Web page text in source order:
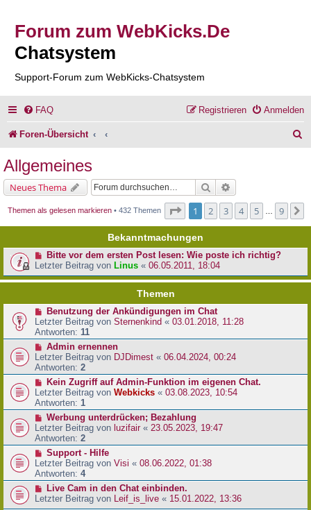
Forum zum WebKicks.De
Chatsystem
Support-Forum zum WebKicks-Chatsystem
FAQ Anmelden
Registrieren
Foren-Übersicht
Allgemeines
Neues Thema Suche
Themen als gelesen markieren• 432 Themen Seite von
1 2 3 4 5 9
Bekanntmachungen
Bitte vor dem ersten Post lesen: Wie poste ich richtig?
Letzter Beitrag von Linus « 06.05.2011, 18:04
Themen
Benutzung der Ankündigungen im Chat
Letzter Beitrag von Sternenkind « 03.01.2018, 11:28
Antworten: 11
Admin ernennen
Letzter Beitrag von DJDimest « 06.04.2024, 00:24
Antworten: 2
Kein Zugriff auf Admin-Funktion im eigenen Chat.
Letzter Beitrag von Webkicks « 03.08.2023, 10:54
Antworten: 1
Werbung unterdrücken; Bezahlung
Letzter Beitrag von luzifair « 23.05.2023, 19:47
Antworten: 2
Support - Hilfe
Letzter Beitrag von Visi « 08.06.2022, 01:38
Antworten: 4
Live Cam in den Chat einbinden.
Letzter Beitrag von
Leif_is_live « 15.01.2022, 13:36